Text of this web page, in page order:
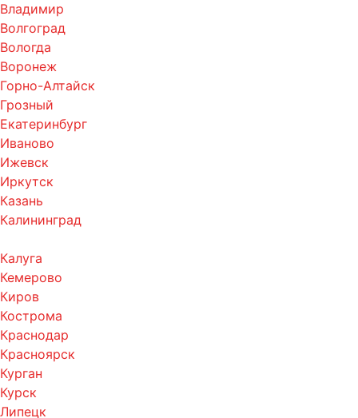
Владимир
Волгоград
Вологда
Воронеж
Горно-Алтайск
Грозный
Екатеринбург
Иваново
Ижевск
Иркутск
Казань
Калининград
Калуга
Кемерово
Киров
Кострома
Краснодар
Красноярск
Курган
Курск
Липецк